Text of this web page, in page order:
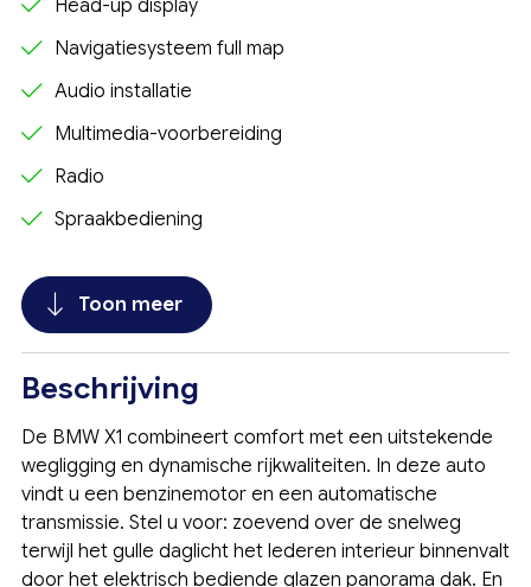
Head-up display
Navigatiesysteem full map
Audio installatie
Multimedia-voorbereiding
Radio
Spraakbediening
Toon meer
Beschrijving
De BMW X1 combineert comfort met een uitstekende
wegligging en dynamische rijkwaliteiten. In deze auto
vindt u een benzinemotor en een automatische
transmissie. Stel u voor: zoevend over de snelweg
terwijl het gulle daglicht het lederen interieur binnenvalt
door het elektrisch bediende glazen panorama dak. En